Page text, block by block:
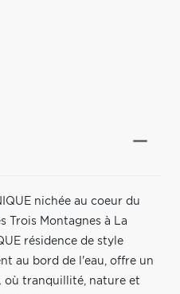
nichée au coeur du
Trois Montagnes à La
résidence de style
au bord de l'eau, offre un
où tranquillité, nature et